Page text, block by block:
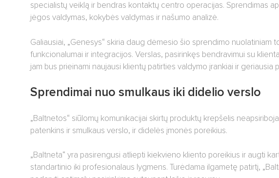
specialistų veiklą ir bendras kontaktų centro operacijas. Sprendimas
jėgos valdymas, kokybės valdymas ir našumo analizė.
Galiausiai, „Genesys“ skiria daug dėmesio šio sprendimo nuolatiniam
funkcionalumai ir integracijos. Verslas, pasirinkęs bendravimui su
jam bus prieinami naujausi klientų patirties valdymo įrankiai ir geriausia
Sprendimai nuo smulkaus iki didelio verslo
„Baltnetos“ siūlomų komunikacijai skirtų produktų krepšelis
patenkins ir smulkaus verslo, ir didelės įmonės poreikius.
„Baltneta“ yra pasirengusi atliepti kiekvieno kliento poreikius ir augti
standartinio iki profesionalaus lygmens. Turėdama ilgametę patirtį,